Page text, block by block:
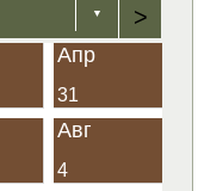
▼ >
Апр
31
Авг
4